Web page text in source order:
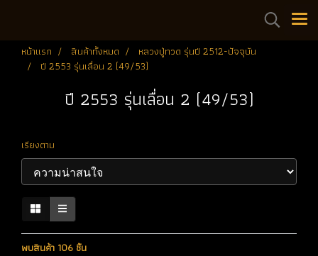
หน้าแรก สินค้าทั้งหมด
หลวงปู่ทวด รุ่นปี 2512-ปัจจุบัน
ปี 2553 รุ่นเลื่อน 2 (49/53)
ปี 2553 รุ่นเลื่อน 2 (49/53)
เรียงตาม
พบสินค้า 106 ชิ้น